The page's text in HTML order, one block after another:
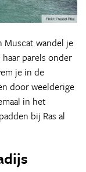
Muscat wandel je
parels onder
je in de
door weelderige
in het
bij Ras al